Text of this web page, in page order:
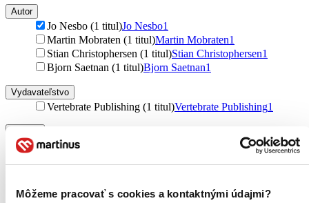
Môžeme pracovať s cookies a kontaktnými údajmi?
Autor
Jo Nesbo (1 titul)Jo Nesbo1
Martin Mobraten (1 titul)Martin Mobraten1
Stian Christophersen (1 titul)Stian Christophersen1
Bjorn Saetnan (1 titul)Bjorn Saetnan1
Vydavateľstvo
Vertebrate Publishing (1 titul)Vertebrate Publishing1
E-kniha: EPUB (1 titul)
Zúžiť výber